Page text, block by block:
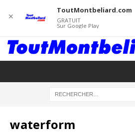
waterform
✕
ToutMontbeliard.com
GRATUIT
Sur Google Play